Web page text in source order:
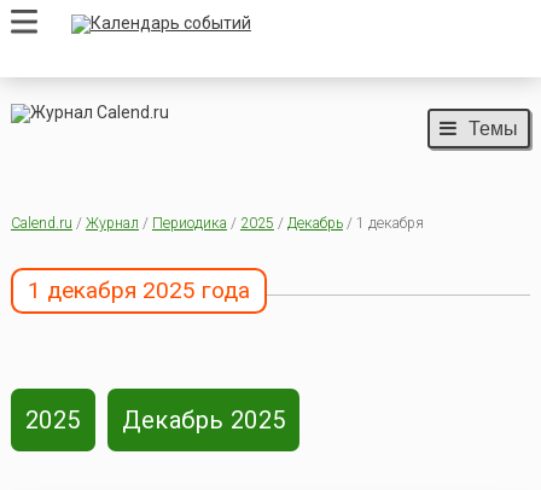
Темы
Calend.ru / Журнал / Периодика / 2025 / Декабрь/ 1 декабря
1 декабря 2025 года
2025 Декабрь 2025